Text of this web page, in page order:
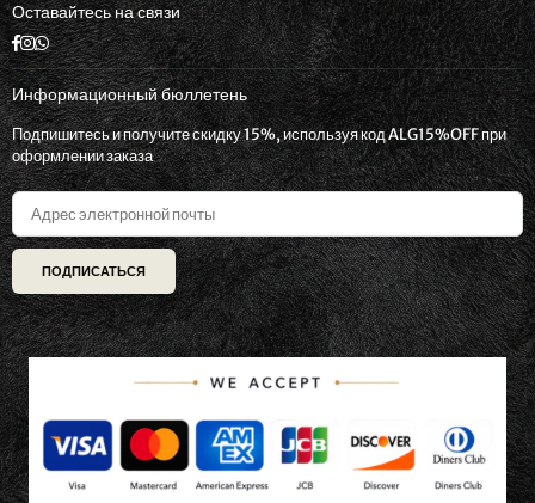
Оставайтесь на связи
Facebook
Instagram
Whatsapp
Информационный бюллетень
Подпишитесь и получите скидку 15%, используя код ALG15%OFF при
оформлении заказа
ПОДПИСАТЬСЯ